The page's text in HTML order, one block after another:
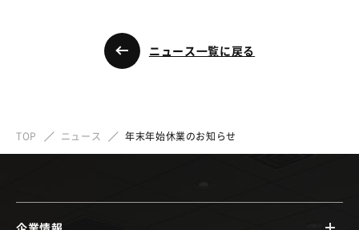
ニュース一覧に戻る
TOP ニュース 年末年始休業のお知らせ